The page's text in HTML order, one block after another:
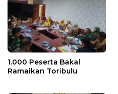
1.000 Peserta Bakal
Ramaikan Toribulu